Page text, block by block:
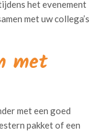
het evenement
met uw collega’s
met
met een goed
pakket of een